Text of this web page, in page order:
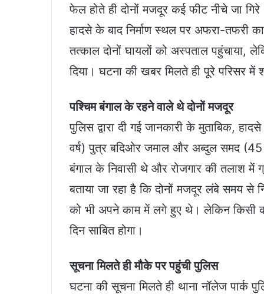
फेल होते ही दोनों मजदूर कई फीट नीचे जा
हादसे के बाद निर्माण स्थल पर अफरा-तफरी
तत्काल दोनों घायलों को अस्पताल पहुंचाया,
दिया। घटना की खबर मिलते ही पूरे परिसर में
पश्चिम बंगाल के रहने वाले थे दोनों मजदूर
पुलिस द्वारा दी गई जानकारी के मुताबिक,
वर्ष) पुत्र बदिओर जमाल और अब्दुल समद (45
बंगाल के निवासी थे और रोजगार की तलाश में
बताया जा रहा है कि दोनों मजदूर लंबे समय से
को भी अपने काम में लगे हुए थे। लेकिन किसी
दिन साबित होगा।
सूचना मिलते ही मौके पर पहुंची पुलिस
घटना की सूचना मिलते ही थाना नॉलेज